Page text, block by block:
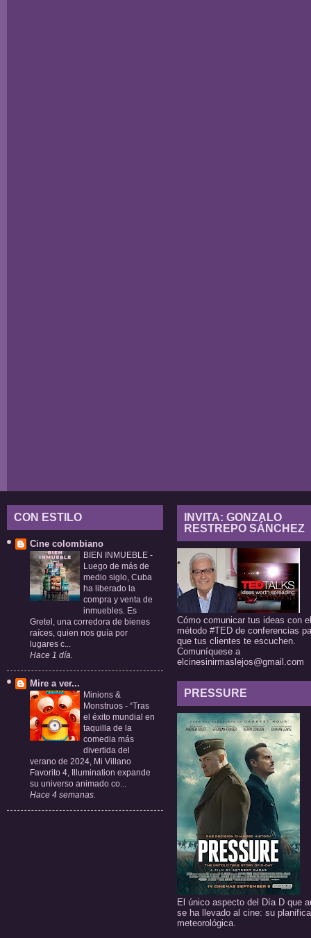
CON ESTILO
Cine colombiano
BIEN INMUEBLE -
Luego de más de
medio siglo, Cuba
ha liberado la
compra y venta de
inmuebles. Es
Gretel, una corredora de bienes
raíces, quien nos guía por
lugares c...
Hace 1 día.
Mire a ver...
Minions &
Monstruos - “Tras
el éxito mundial en
taquilla de la
comedia más
divertida del
verano de 2024, Mi Villano
Favorito 4, Illumination expande
su universo animado co...
Hace 4 semanas.
INVITA: GONZALO
RESTREPO SÁNCHEZ
Cómo comunicar tus ideas con el
método #TED de conferencias
que tus clientes te escuchen.
Comuníquese a
elcinesinirmaslejos@gmail.com
PRESSURE
El único aspecto del Día D que
se ha llevado al cine: su
meteorológica.